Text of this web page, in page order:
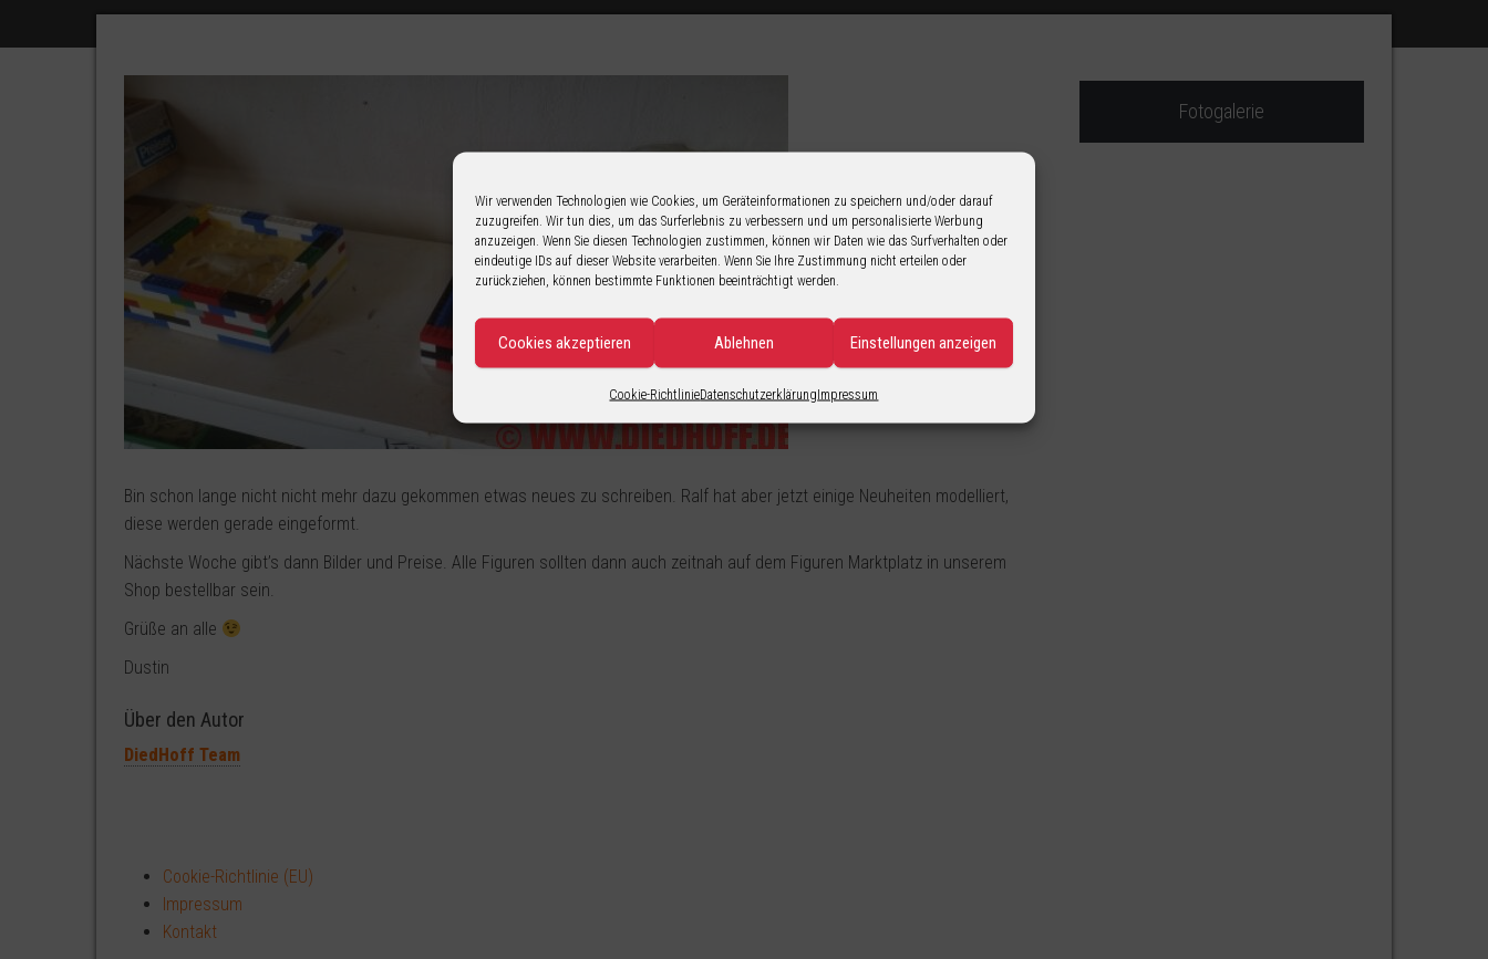
Wir verwenden Technologien wie Cookies, um Geräteinformationen zu speichern und/oder darauf
zuzugreifen. Wir tun dies, um das Surferlebnis zu verbessern und um personalisierte Werbung
anzuzeigen. Wenn Sie diesen Technologien zustimmen, können wir Daten wie das Surfverhalten oder
eindeutige IDs auf dieser Website verarbeiten. Wenn Sie Ihre Zustimmung nicht erteilen oder
zurückziehen, können bestimmte Funktionen beeinträchtigt werden.
Cookies akzeptieren Ablehnen Einstellungen anzeigen
Cookie-RichtlinieDatenschutzerklärungImpressum
Bin schon lange nicht nicht mehr dazu gekommen etwas neues zu schreiben. Ralf hat aber jetzt einige Neuheiten modelliert,
diese werden gerade eingeformt.
Nächste Woche gibt’s dann Bilder und Preise. Alle Figuren sollten dann auch zeitnah auf dem Figuren Marktplatz in unserem
Shop bestellbar sein.
Grüße an alle
Dustin
Über den Autor
DiedHoff Team
Fotogalerie
Cookie-Richtlinie (EU)
Impressum
Kontakt